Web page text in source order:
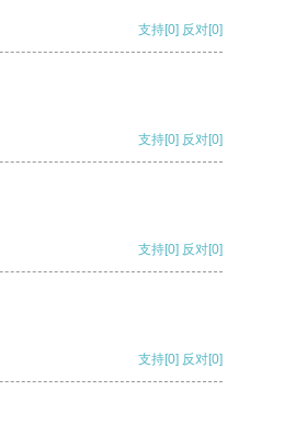
支持[0] 反对[0]
支持[0] 反对[0]
支持[0] 反对[0]
支持[0] 反对[0]